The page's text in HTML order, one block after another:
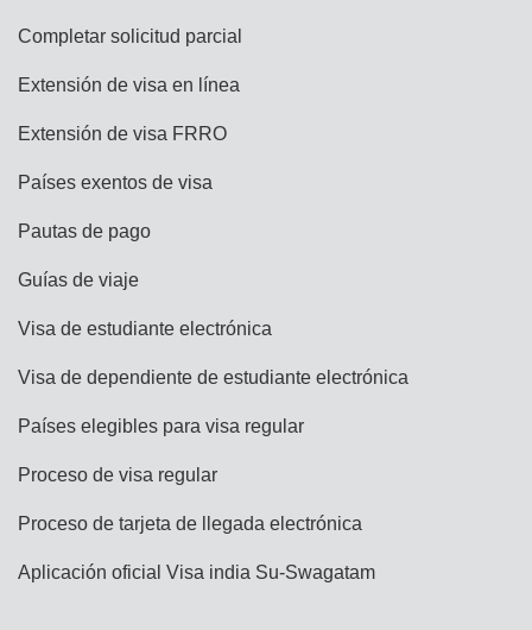
Completar solicitud parcial
Extensión de visa en línea
Extensión de visa FRRO
Países exentos de visa
Pautas de pago
Guías de viaje
Visa de estudiante electrónica
Visa de dependiente de estudiante electrónica
Países elegibles para visa regular
Proceso de visa regular
Proceso de tarjeta de llegada electrónica
Aplicación oficial Visa india Su-Swagatam